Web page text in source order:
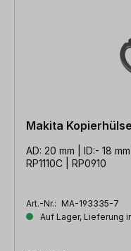
Makita
AD: 20 mm | ID:- 18
RP1110C | RP0910
Art.-Nr.: MA-193335-7
Auf Lager, Lieferung